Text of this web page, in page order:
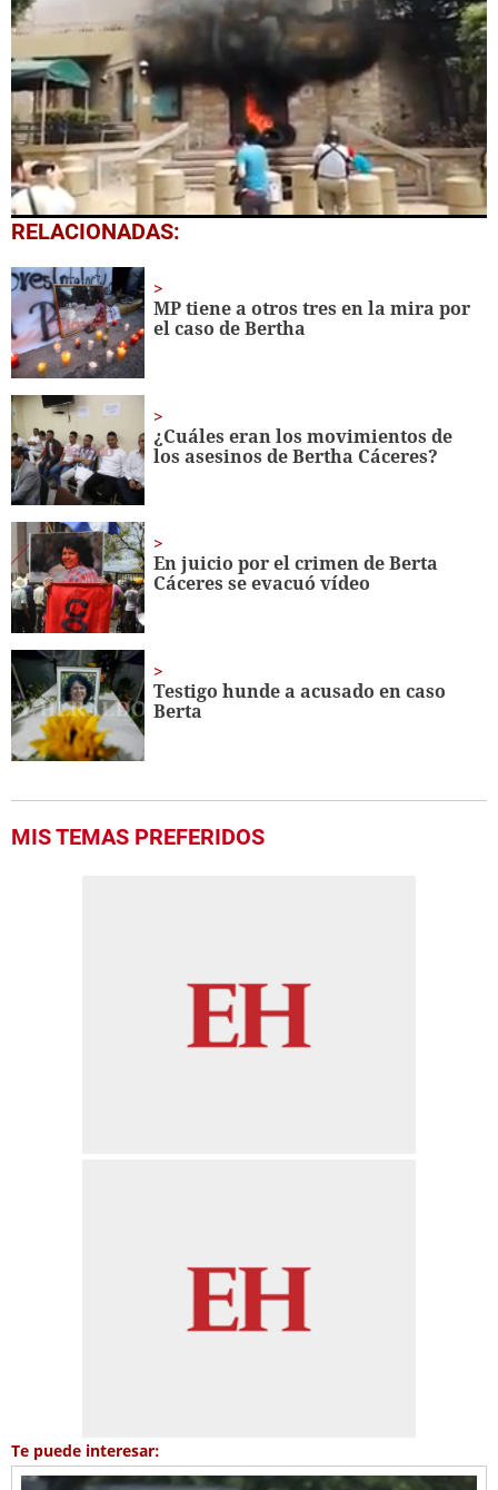
0
seconds
38
seconds
RELACIONADAS:
MP tiene a otros tres en la mira por
el caso de Bertha
¿Cuáles eran los movimientos de
los asesinos de Bertha Cáceres?
En juicio por el crimen de Berta
Cáceres se evacuó vídeo
Testigo hunde a acusado en caso
Berta
MIS TEMAS PREFERIDOS
Te puede interesar: